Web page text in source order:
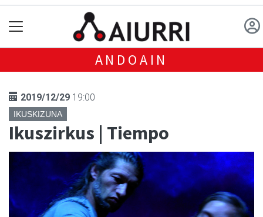
ANDOAIN
2019/12/29 19:00
IKUSKIZUNA
Ikuszirkus | Tiempo